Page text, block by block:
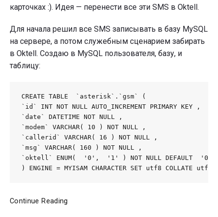
карточках :). Идея — перенести все эти SMS в Oktell.
Для начала решил все SMS записывать в базу MySQL
на сервере, а потом служебным сценарием забирать
в Oktell. Создаю в MySQL пользователя, базу, и
таблицу:
CREATE TABLE  `asterisk`.`gsm` (
`id` INT NOT NULL AUTO_INCREMENT PRIMARY KEY ,
`date` DATETIME NOT NULL ,
`modem` VARCHAR( 10 ) NOT NULL ,
`callerid` VARCHAR( 16 ) NOT NULL ,
`msg` VARCHAR( 160 ) NOT NULL ,
`oktell` ENUM(  '0',  '1' ) NOT NULL DEFAULT  '0'
) ENGINE = MYISAM CHARACTER SET utf8 COLLATE
Continue Reading